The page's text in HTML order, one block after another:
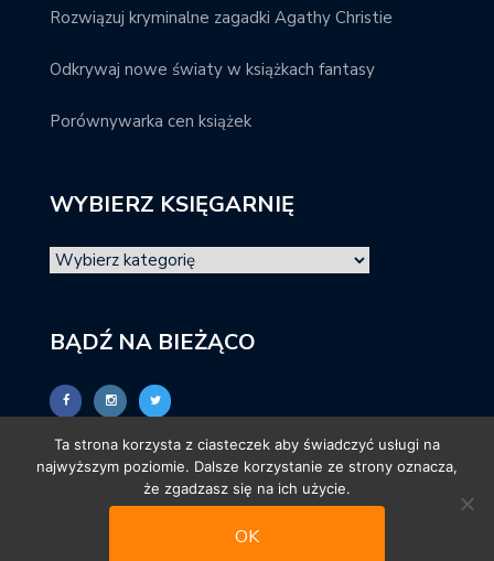
Rozwiązuj kryminalne zagadki Agathy Christie
Odkrywaj nowe światy w książkach fantasy
Porównywarka cen książek
WYBIERZ KSIĘGARNIĘ
BĄDŹ NA BIEŻĄCO
Ta strona korzysta z ciasteczek aby świadczyć usługi na
najwyższym poziomie. Dalsze korzystanie ze strony oznacza,
że zgadzasz się na ich użycie.
OK